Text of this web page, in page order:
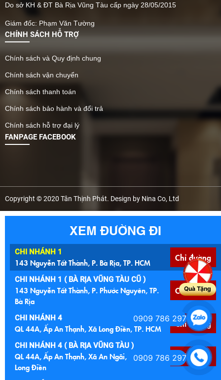
Do sở KH & ĐT Bà Rịa Vũng Tàu cấp ngày 28/05/2015
Giám đốc: Phạm Văn Tường
CHÍNH SÁCH HỖ TRỢ
Chính sách và Quy định chung
Chính sách vận chuyển
Chính sách thanh toán
Chính sách bảo hành và đổi trả
Chính sách hỗ trợ đại lý
FANPAGE FACEBOOK
Copyright © 2020 Tân Thịnh Phát. Design by Nina Co, Ltd
XEM ĐƯỜNG ĐI
CHI NHÁNH 1
143 Nguyễn Tất Thành, P. Bà Rịa, TP. HCM Chỉ đường
CHI NHÁNH 1 ( BÀ RỊA VŨNG TÀU CŨ )
143 Nguyễn Tất Thành, P. Phước Nguyên, TP.
Bà Rịa
Chỉ đường
CHI NHÁNH 4
QL 44A, Ấp An Thạnh, Xã Long Điền, TP. HCM Chỉ đường
CHI NHÁNH 4 ( BÀ RỊA VŨNG TÀU )
QL 44A, Ấp An Thạnh, Xã An Ngãi, Huyện
Long Điền
Chỉ đường
Quà Tặng
0909 786 297
0909 786 297